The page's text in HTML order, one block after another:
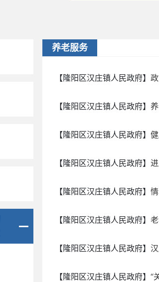
养老服务
【隆阳区汉庄镇人民政府】
【隆阳区汉庄镇人民政府】
【隆阳区汉庄镇人民政府】
【隆阳区汉庄镇人民政府】
【隆阳区汉庄镇人民政府】
【隆阳区汉庄镇人民政府】
【隆阳区汉庄镇人民政府】
【隆阳区汉庄镇人民政府】 “